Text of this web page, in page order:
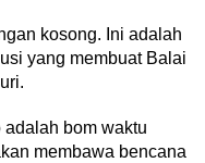
kosong. Ini adalah
yang membuat Balai
adalah bom waktu
membawa bencana